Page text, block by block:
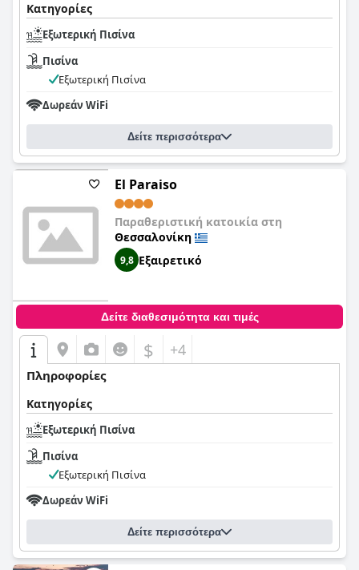
Κατηγορίες
Εξωτερική Πισίνα
Πισίνα
Εξωτερική Πισίνα
Δωρεάν WiFi
Δείτε περισσότερα
El Paraiso
Παραθεριστική κατοικία στη
Θεσσαλονίκη
9,8 Εξαιρετικό
Δείτε διαθεσιμότητα και τιμές
$ +4
Πληροφορίες
Κατηγορίες
Εξωτερική Πισίνα
Πισίνα
Εξωτερική Πισίνα
Δωρεάν WiFi
Δείτε περισσότερα